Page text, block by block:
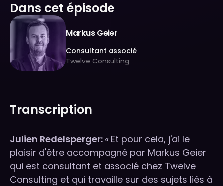
Dans cet épisode
Markus Geier
Consultant associé
Twelve Consulting
Transcription
Julien Redelsperger: « Et pour cela, j'ai le
plaisir d'être accompagné par Markus Geier
qui est consultant et associé chez Twelve
Consulting et qui travaille sur des sujets liés à